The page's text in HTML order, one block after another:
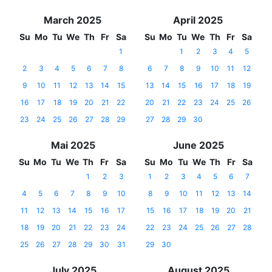
March 2025
Su Mo Tu We Th Fr Sa
1
2
3 4 5 6 7
8
9
10 11 12 13 14
15
16
17 18 19 20 21
22
23
24 25 26 27 28 29
April 2025
Su Mo Tu We Th Fr Sa
1 2 3 4
5
6
7 8 9 10 11
12
13
14 15 16 17 18
19
20
21 22 23 24 25
26
27
28 29 30
Mai 2025
Su Mo Tu We Th Fr Sa
1 2
3
4
5 6 7 8 9
10
11
12 13 14 15 16
17
18
19 20 21 22 23
24
25
26 27 28 29 30 31
June 2025
Su Mo Tu We Th Fr Sa
1 2 3 4 5 6
7
8
9 10 11 12 13
14
15
16 17 18 19 20
21
22
23 24 25 26 27
28
29
30